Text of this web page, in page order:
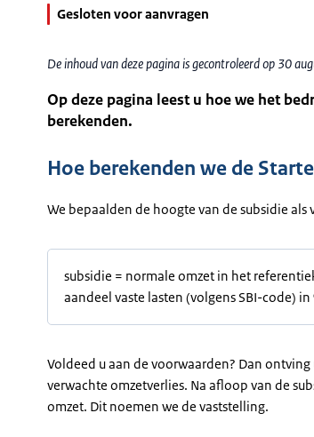
Gesloten voor aanvragen
De inhoud van deze pagina is gecontroleerd op 30
Op deze pagina leest u hoe we het
berekenden.
Hoe berekenden we de
We bepaalden de hoogte van de subsidie als
subsidie = normale omzet in het
aandeel vaste lasten (volgens SBI-code)
Voldeed u aan de voorwaarden? Dan
verwachte omzetverlies. Na afloop van de
omzet. Dit noemen we de vaststelling.